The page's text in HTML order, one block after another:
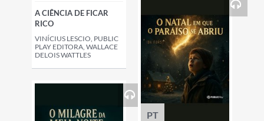
A CIÊNCIA DE FICAR
RICO
VINÍCIUS LESCIO, PUBLIC
PLAY EDITORA, WALLACE
DELOIS WATTLES
PT